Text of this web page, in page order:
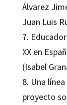
Álvarez
Juan Luis
7.
XX en
(Isabel
8. Una
proyecto